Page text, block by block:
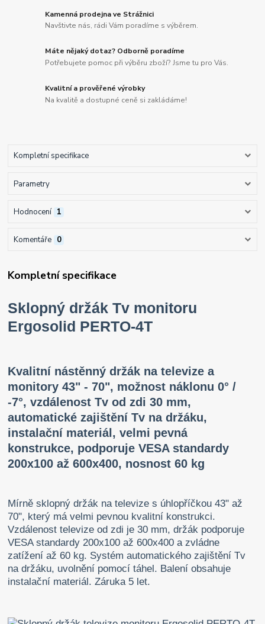
Kamenná prodejna ve Strážnici
Navštivte nás, rádi Vám poradíme s výběrem.
Máte nějaký dotaz? Odborně poradíme
Potřebujete pomoc při výběru zboží? Jsme tu pro Vás.
Kvalitní a prověřené výrobky
Na kvalitě a dostupné ceně si zakládáme!
Kompletní specifikace
Parametry
Hodnocení 1
Komentáře 0
Kompletní specifikace
Sklopný držák Tv monitoru
Ergosolid PERTO-4T
Kvalitní nástěnný držák na televize a
monitory 43" - 70", možnost náklonu 0° /
-7°, vzdálenost Tv od zdi 30 mm,
automatické zajištění Tv na držáku,
instalační materiál, velmi pevná
konstrukce, podporuje VESA standardy
200x100 až 600x400, nosnost 60 kg
Mírně sklopný držák na televize s úhlopříčkou 43" až
70", který má velmi pevnou kvalitní konstrukci.
Vzdálenost televize od zdi je 30 mm, držák podporuje
VESA standardy 200x100 až 600x400 a zvládne
zatížení až 60 kg. Systém automatického zajištění Tv
na držáku, uvolnění pomocí táhel. Balení obsahuje
instalační materiál. Záruka 5 let.